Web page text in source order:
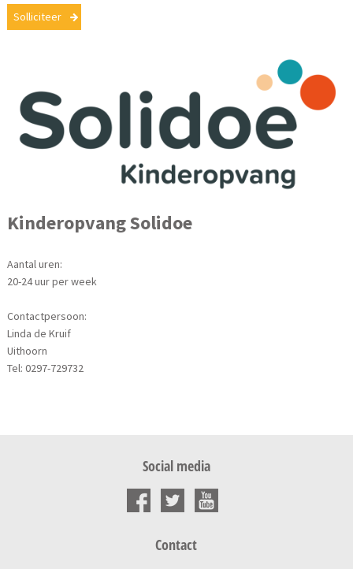
Solliciteer
Kinderopvang Solidoe
Aantal uren:
20-24 uur per week
Contactpersoon:
Linda de Kruif
Uithoorn
Tel: 0297-729732
Social media
Contact